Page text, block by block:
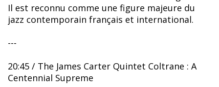
Il est reconnu comme une figure majeure du
jazz contemporain français et international.
---
20:45 / The James Carter Quintet Coltrane : A
Centennial Supreme